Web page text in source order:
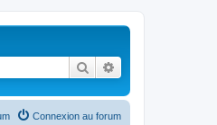
Rechercher
Connexion au forum